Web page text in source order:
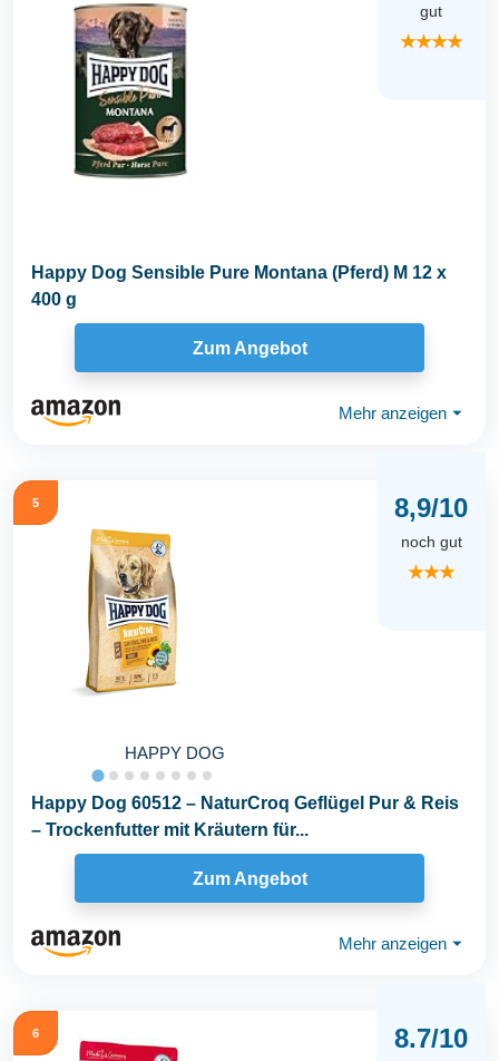
gut
★★★★
Happy Dog Sensible Pure Montana (Pferd) M 12 x
400 g
Zum Angebot
Mehr anzeigen ⏷
5
HAPPY DOG
8,9/10
noch gut
★★★
Happy Dog 60512 – NaturCroq Geflügel Pur & Reis
– Trockenfutter mit Kräutern für...
Zum Angebot
Mehr anzeigen ⏷
6 8.7/10